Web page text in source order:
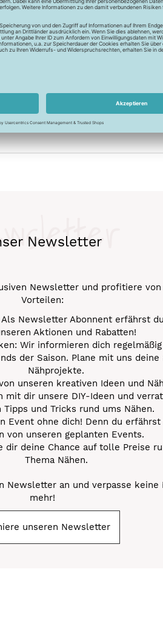
2 m versenden wir die
Newsletter
Newsletter und profitiere von
Vorteilen:
Newsletter Abonnent erfährst
Aktionen und Rabatten!
Wir informieren dich
der Saison. Plane mit uns deine
Nähprojekte.
unseren kreativen Ideen und
mit dir unsere DIY-Ideen und
Tipps und Tricks rund ums Nähen.
Event ohne dich! Denn du
von unseren geplanten Events.
dir deine Chance auf tolle Preise
Thema Nähen.
Newsletter an und verpasse keine
mehr!
unseren Newsletter